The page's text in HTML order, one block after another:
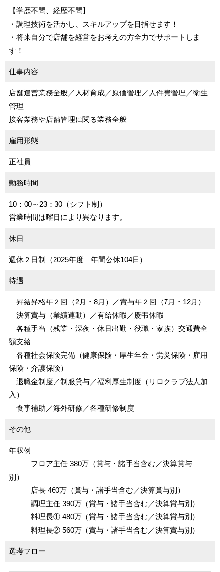
【学歴不問、経歴不問】
・調理技術を活かし、スキルアップを目指せます！
・将来自分で店舗を経営をお考えの方全力でサポートしま
す！
仕事内容
店舗運営業務全般／人材育成／原価管理／人件費管理／衛生
管理
接客業務や店舗管理に関る業務全般
雇用形態
正社員
勤務時間
10：00～23：30（シフト制）
営業時間は曜日により異なります。
休日
週休２日制（2025年度 年間公休104日）
待遇
昇給昇格年２回（2月・8月）／賞与年２回（7月・12月）
決算賞与（業績連動）／有給休暇／慶弔休暇
各種手当（残業・深夜・休日出勤・役職・家族）交通費全
額支給
各種社会保険完備（健康保険・厚生年金・労災保険・雇用
保険・介護保険）
退職金制度／制服貸与／福利厚生制度（リロクラブ法人加
入）
食事補助／海外研修／各種研修制度
その他
年収例
フロア主任 380万（賞与・諸手当含む／決算賞与
別）
店長 460万（賞与・諸手当含む／決算賞与別）
調理主任 390万（賞与・諸手当含む／決算賞与別）
料理長① 480万（賞与・諸手当含む／決算賞与別）
料理長② 560万（賞与・諸手当含む／決算賞与別）
選考フロー